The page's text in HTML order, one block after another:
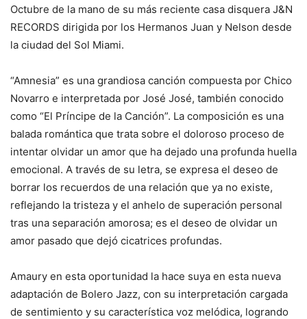
Octubre de la mano de su más reciente casa disquera J&N
RECORDS dirigida por los Hermanos Juan y Nelson desde
la ciudad del Sol Miami.
“Amnesia” es una grandiosa canción compuesta por Chico
Novarro e interpretada por José José, también conocido
como “El Príncipe de la Canción”. La composición es una
balada romántica que trata sobre el doloroso proceso de
intentar olvidar un amor que ha dejado una profunda huella
emocional. A través de su letra, se expresa el deseo de
borrar los recuerdos de una relación que ya no existe,
reflejando la tristeza y el anhelo de superación personal
tras una separación amorosa; es el deseo de olvidar un
amor pasado que dejó cicatrices profundas.
Amaury en esta oportunidad la hace suya en esta nueva
adaptación de Bolero Jazz, con su interpretación cargada
de sentimiento y su característica voz melódica, logrando